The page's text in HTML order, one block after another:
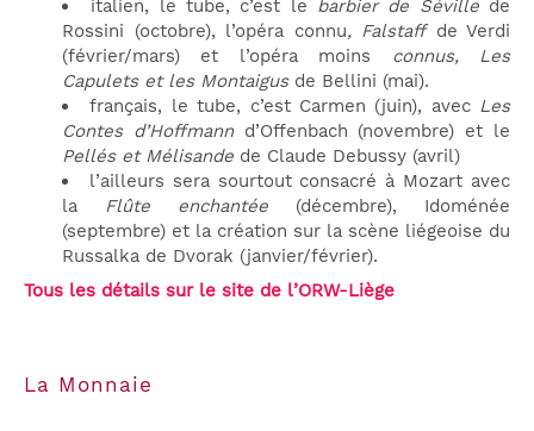
italien, le tube, c’est le barbier de Séville de
Rossini (octobre), l’opéra connu, Falstaffde Verdi
(février/mars) et l’opéra moins connus, Les
Capulets et les Montaigusde Bellini (mai).
français, le tube, c’est Carmen (juin), avec Les
Contes d’Hoffmann d’Offenbach (novembre) et le
Pellés et Mélisande de Claude Debussy (avril)
l’ailleurs sera sourtout consacré à Mozart avec
la Flûte enchantée (décembre), Idoménée
(septembre) et la création sur la scène liégeoise du
Russalka de Dvorak (janvier/février).
Tous les détails sur le site de l’ORW-Liège
La Monnaie